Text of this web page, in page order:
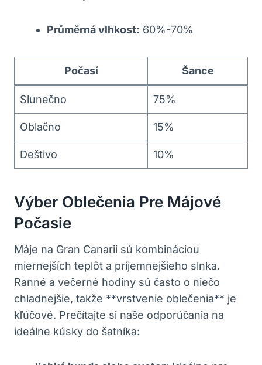
Průměrná vlhkost: 60%-70%
Počasí Šance
Slunečno 75%
Oblačno 15%
Deštivo 10%
Výber Oblečenia Pre Májové
Počasie
Máje na Gran Canarii sú kombináciou
miernejších teplôt a príjemnejšieho slnka.
Ranné a večerné hodiny sú často o niečo
chladnejšie, takže **vrstvenie oblečenia** je
kľúčové. Prečítajte si naše odporúčania na
ideálne kúsky do šatníka: